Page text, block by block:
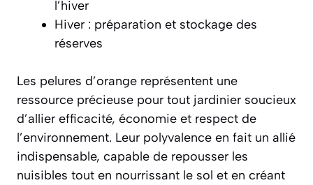
l’hiver
Hiver : préparation et stockage des
réserves
Les pelures d’orange représentent une
ressource précieuse pour tout jardinier soucieux
d’allier efficacité, économie et respect de
l’environnement. Leur polyvalence en fait un allié
indispensable, capable de repousser les
nuisibles tout en nourrissant le sol et en créant